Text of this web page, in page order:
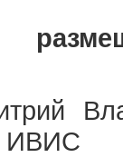
ИВИС